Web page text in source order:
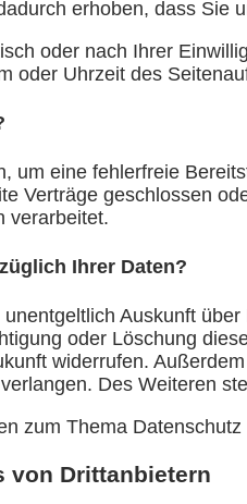
erhoben, dass Sie
oder nach Ihrer
oder Uhrzeit des
um eine fehlerfreie
Verträge geschlossen
verarbeitet.
Ihrer Daten?
Auskunft
oder Löschung
widerrufen.
Des Weiteren
zum Thema
von Dritt­anbietern